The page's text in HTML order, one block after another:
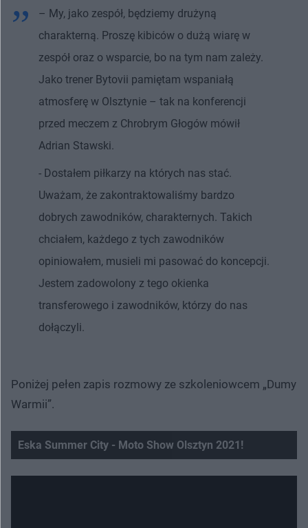
– My, jako zespół, będziemy drużyną
charakterną. Proszę kibiców o dużą wiarę w
zespół oraz o wsparcie, bo na tym nam zależy.
Jako trener Bytovii pamiętam wspaniałą
atmosferę w Olsztynie – tak na konferencji
przed meczem z Chrobrym Głogów mówił
Adrian Stawski.
- Dostałem piłkarzy na których nas stać.
Uważam, że zakontraktowaliśmy bardzo
dobrych zawodników, charakternych. Takich
chciałem, każdego z tych zawodników
opiniowałem, musieli mi pasować do koncepcji.
Jestem zadowolony z tego okienka
transferowego i zawodników, którzy do nas
dołączyli.
Poniżej pełen zapis rozmowy ze szkoleniowcem „Dumy
Warmii”.
Eska Summer City - Moto Show Olsztyn 2021!